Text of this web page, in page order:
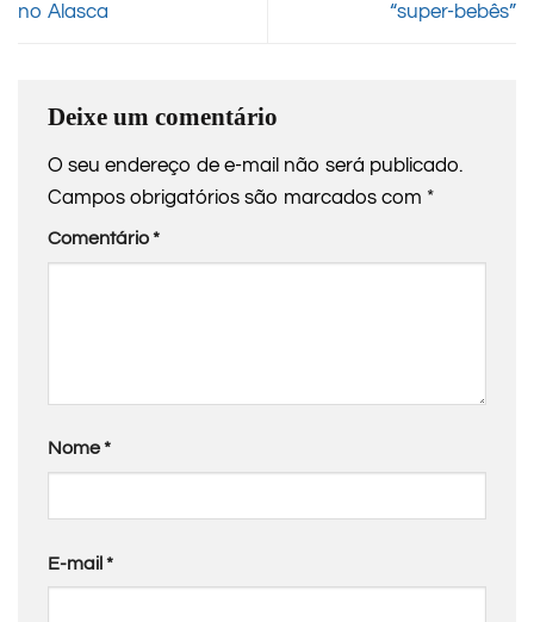
no Alasca
“super-bebês”
Deixe um comentário
O seu endereço de e-mail não será publicado.
Campos obrigatórios são marcados com *
Comentário*
Nome*
E-mail*